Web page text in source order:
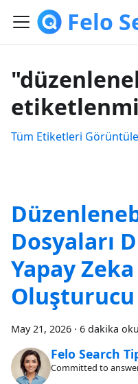
Felo
Tüm Etiketleri Görüntüle
Dosyaları
Yapay
Oluşturucu
May 21, 2026 · 6 dakika
Felo Search
Committed to